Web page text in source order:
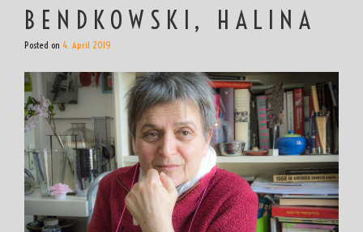
BENDKOWSKI, HALINA
Posted on 4. April 2019